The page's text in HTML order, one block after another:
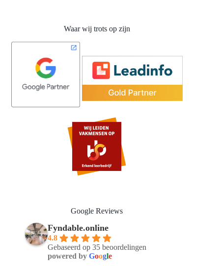
Waar wij trots op zijn
Google Reviews
Fyndable.online
4.8
Gebaseerd op 35 beoordelingen
powered byGoogle